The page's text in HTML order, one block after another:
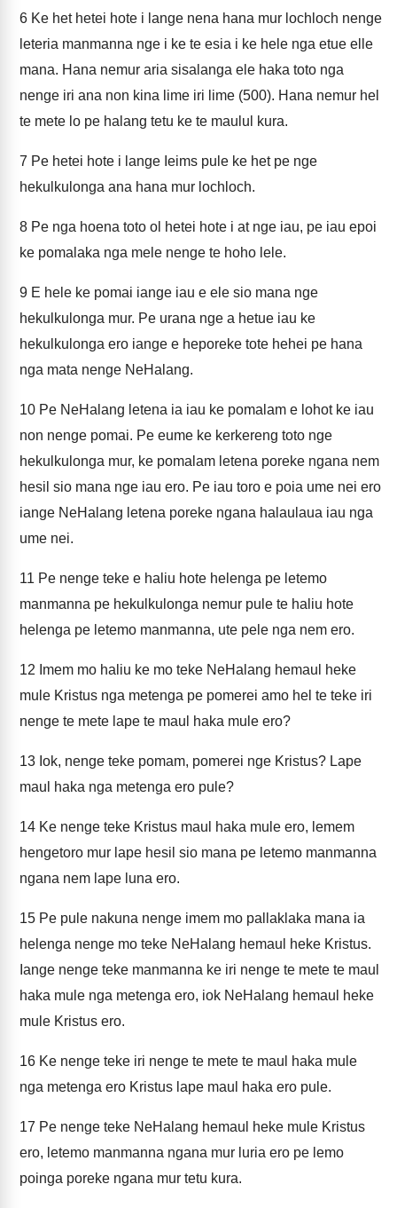
6 Ke het hetei hote i lange nena hana mur lochloch nenge
leteria manmanna nge i ke te esia i ke hele nga etue elle
mana. Hana nemur aria sisalanga ele haka toto nga
nenge iri ana non kina lime iri lime (500). Hana nemur hel
te mete lo pe halang tetu ke te maulul kura.
7 Pe hetei hote i lange Ieims pule ke het pe nge
hekulkulonga ana hana mur lochloch.
8 Pe nga hoena toto ol hetei hote i at nge iau, pe iau epoi
ke pomalaka nga mele nenge te hoho lele.
9 E hele ke pomai iange iau e ele sio mana nge
hekulkulonga mur. Pe urana nge a hetue iau ke
hekulkulonga ero iange e heporeke tote hehei pe hana
nga mata nenge NeHalang.
10 Pe NeHalang letena ia iau ke pomalam e lohot ke iau
non nenge pomai. Pe eume ke kerkereng toto nge
hekulkulonga mur, ke pomalam letena poreke ngana nem
hesil sio mana nge iau ero. Pe iau toro e poia ume nei ero
iange NeHalang letena poreke ngana halaulaua iau nga
ume nei.
11 Pe nenge teke e haliu hote helenga pe letemo
manmanna pe hekulkulonga nemur pule te haliu hote
helenga pe letemo manmanna, ute pele nga nem ero.
12 Imem mo haliu ke mo teke NeHalang hemaul heke
mule Kristus nga metenga pe pomerei amo hel te teke iri
nenge te mete lape te maul haka mule ero?
13 Iok, nenge teke pomam, pomerei nge Kristus? Lape
maul haka nga metenga ero pule?
14 Ke nenge teke Kristus maul haka mule ero, lemem
hengetoro mur lape hesil sio mana pe letemo manmanna
ngana nem lape luna ero.
15 Pe pule nakuna nenge imem mo pallaklaka mana ia
helenga nenge mo teke NeHalang hemaul heke Kristus.
Iange nenge teke manmanna ke iri nenge te mete te maul
haka mule nga metenga ero, iok NeHalang hemaul heke
mule Kristus ero.
16 Ke nenge teke iri nenge te mete te maul haka mule
nga metenga ero Kristus lape maul haka ero pule.
17 Pe nenge teke NeHalang hemaul heke mule Kristus
ero, letemo manmanna ngana mur luria ero pe lemo
poinga poreke ngana mur tetu kura.